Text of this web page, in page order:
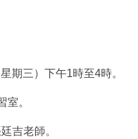
期三）下午1時至4時。
室。
吉老師。